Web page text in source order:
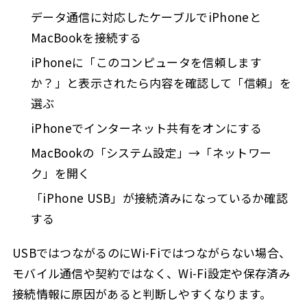
データ通信に対応したケーブルでiPhoneと
MacBookを接続する
iPhoneに「このコンピュータを信頼します
か？」と表示されたら内容を確認して「信頼」を
選ぶ
iPhoneでインターネット共有をオンにする
MacBookの「システム設定」→「ネットワー
ク」を開く
「iPhone USB」が接続済みになっているか確認
する
USBではつながるのにWi-Fiではつながらない場合、
モバイル通信や契約ではなく、Wi-Fi設定や保存済み
接続情報に原因があると判断しやすくなります。